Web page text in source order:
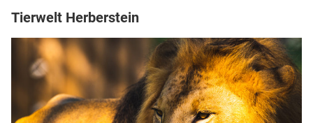
Tierwelt Herberstein